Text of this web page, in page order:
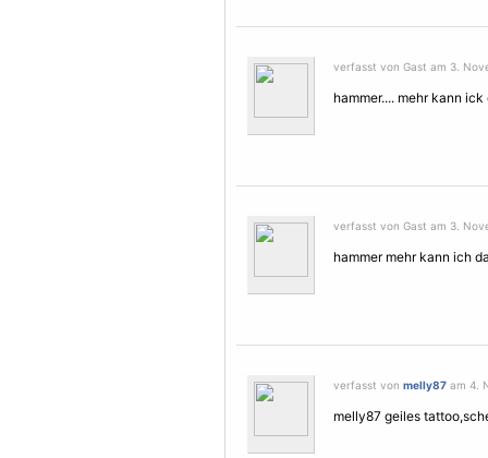
verfasst von Gast am 3.
hammer.... mehr kann
verfasst von Gast am 3.
hammer mehr kann ich
verfasst von melly87 am 4.
melly87 geiles